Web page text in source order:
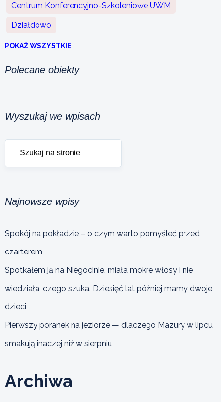
Centrum Konferencyjno-Szkoleniowe UWM
Działdowo
POKAŻ WSZYSTKIE
Polecane obiekty
Wyszukaj we wpisach
Najnowsze wpisy
Spokój na pokładzie – o czym warto pomyśleć przed
czarterem
Spotkałem ją na Niegocinie, miała mokre włosy i nie
wiedziała, czego szuka. Dziesięć lat później mamy dwoje
dzieci
Pierwszy poranek na jeziorze — dlaczego Mazury w lipcu
smakują inaczej niż w sierpniu
Archiwa